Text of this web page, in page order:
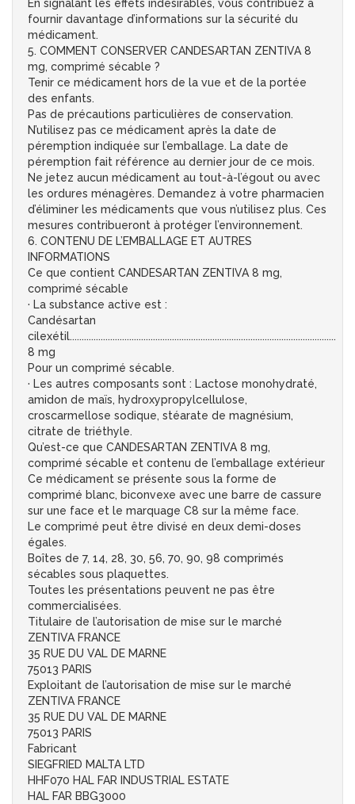
En signalant les effets indésirables, vous contribuez à
fournir davantage d’informations sur la sécurité du
médicament.
5. COMMENT CONSERVER CANDESARTAN ZENTIVA 8
mg, comprimé sécable ?
Tenir ce médicament hors de la vue et de la portée
des enfants.
Pas de précautions particulières de conservation.
N’utilisez pas ce médicament après la date de
péremption indiquée sur l’emballage. La date de
péremption fait référence au dernier jour de ce mois.
Ne jetez aucun médicament au tout-à-l’égout ou avec
les ordures ménagères. Demandez à votre pharmacien
d’éliminer les médicaments que vous n’utilisez plus. Ces
mesures contribueront à protéger l’environnement.
6. CONTENU DE L’EMBALLAGE ET AUTRES
INFORMATIONS
Ce que contient CANDESARTAN ZENTIVA 8 mg,
comprimé sécable
· La substance active est :
Candésartan
cilexétil................................................................................................................
8 mg
Pour un comprimé sécable.
· Les autres composants sont : Lactose monohydraté,
amidon de maïs, hydroxypropylcellulose,
croscarmellose sodique, stéarate de magnésium,
citrate de triéthyle.
Qu’est-ce que CANDESARTAN ZENTIVA 8 mg,
comprimé sécable et contenu de l’emballage extérieur
Ce médicament se présente sous la forme de
comprimé blanc, biconvexe avec une barre de cassure
sur une face et le marquage C8 sur la même face.
Le comprimé peut être divisé en deux demi-doses
égales.
Boîtes de 7, 14, 28, 30, 56, 70, 90, 98 comprimés
sécables sous plaquettes.
Toutes les présentations peuvent ne pas être
commercialisées.
Titulaire de l’autorisation de mise sur le marché
ZENTIVA FRANCE
35 RUE DU VAL DE MARNE
75013 PARIS
Exploitant de l’autorisation de mise sur le marché
ZENTIVA FRANCE
35 RUE DU VAL DE MARNE
75013 PARIS
Fabricant
SIEGFRIED MALTA LTD
HHF070 HAL FAR INDUSTRIAL ESTATE
HAL FAR BBG3000